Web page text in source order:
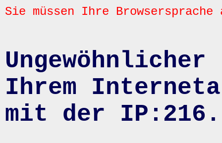
Sie müssen Ihre
Ihrem
mit der